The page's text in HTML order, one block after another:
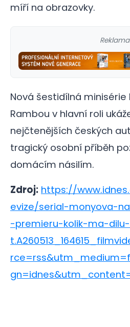
míří na obrazovky.
Reklama
Nová šestidílná minisérie
Rambou v hlavní roli
nejčtenějších českých
tragický osobní příběh
domácím násilím.
Zdroj: https://
evize/serial-monyova-
-premieru-kolik-ma-